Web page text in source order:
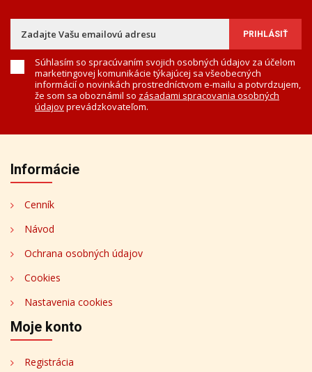
Súhlasím so spracúvaním svojich osobných údajov za účelom
marketingovej komunikácie týkajúcej sa všeobecných
informácií o novinkách prostredníctvom e-mailu a potvrdzujem,
že som sa oboznámil so zásadami spracovania osobných
údajovprevádzkovateľom.
Informácie
Cenník
Návod
Ochrana osobných údajov
Cookies
Nastavenia cookies
Moje konto
Registrácia